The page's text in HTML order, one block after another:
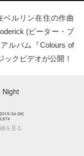
ルリン在住の作曲
(ピーター・ブ
ルバム『Colours of
ックビデオが公開！
Night
04-28)
を見る